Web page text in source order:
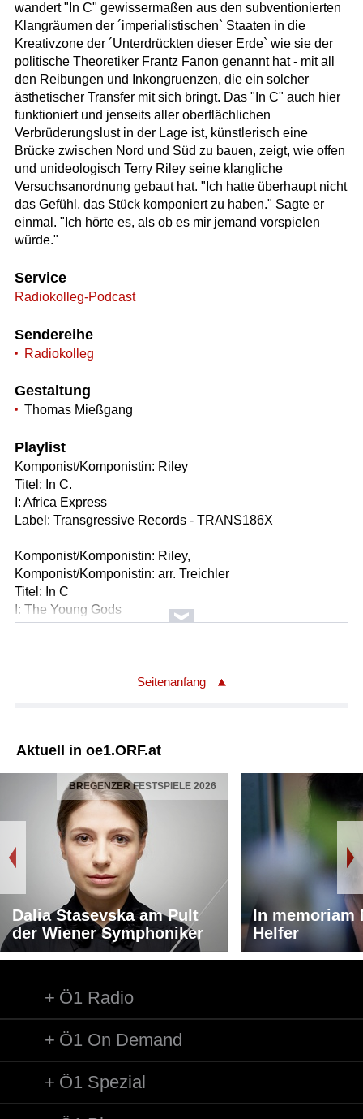
wandert "In C" gewissermaßen aus den subventionierten
Klangräumen der ´imperialistischen` Staaten in die
Kreativzone der ´Unterdrückten dieser Erde` wie sie der
politische Theoretiker Frantz Fanon genannt hat - mit all
den Reibungen und Inkongruenzen, die ein solcher
ästhetischer Transfer mit sich bringt. Das "In C" auch hier
funktioniert und jenseits aller oberflächlichen
Verbrüderungslust in der Lage ist, künstlerisch eine
Brücke zwischen Nord und Süd zu bauen, zeigt, wie offen
und unideologisch Terry Riley seine klangliche
Versuchsanordnung gebaut hat. "Ich hatte überhaupt nicht
das Gefühl, das Stück komponiert zu haben." Sagte er
einmal. "Ich hörte es, als ob es mir jemand vorspielen
würde."
Service
Radiokolleg-Podcast
Sendereihe
Radiokolleg
Gestaltung
Thomas Mießgang
Playlist
Komponist/Komponistin: Riley
Titel: In C.
I: Africa Express
Label: Transgressive Records - TRANS186X
Komponist/Komponistin: Riley,
Komponist/Komponistin: arr. Treichler
Titel: In C
I: The Young Gods
Label: Two Gentlemen Rec. TWOGTL-101LP.
Seitenanfang
Aktuell in oe1.ORF.at
BREGENZER FESTSPIELE 2026
Dalia Stasevska am Pult
der Wiener Symphoniker
In memoriam
Helfer
Ö1 Radio
Ö1 On Demand
Ö1 Spezial